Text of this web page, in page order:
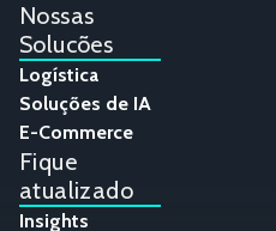
Nossas
Solucões
Logística
Soluções de IA
E-Commerce
Fique
atualizado
Insights